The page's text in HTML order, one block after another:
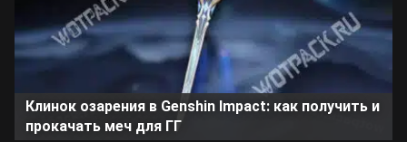
Клинок озарения в Genshin Impact: как получить и
прокачать меч для ГГ